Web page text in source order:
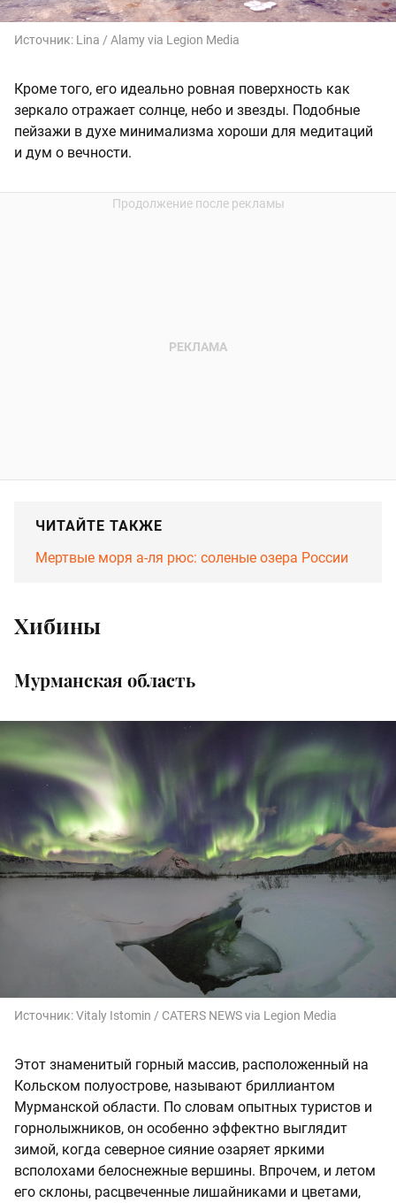
Источник: Lina / Alamy via Legion Media
Кроме того, его идеально ровная поверхность как
зеркало отражает солнце, небо и звезды. Подобные
пейзажи в духе минимализма хороши для медитаций
и дум о вечности.
ЧИТАЙТЕ ТАКЖЕ
Мертвые моря а-ля рюс: соленые озера России
Хибины
Мурманская область
Источник:Vitaly Istomin / CATERS NEWS via Legion Media
Этот знаменитый горный массив, расположенный на
Кольском полуострове, называют бриллиантом
Мурманской области. По словам опытных туристов и
горнолыжников, он особенно эффектно выглядит
зимой, когда северное сияние озаряет яркими
всполохами белоснежные вершины. Впрочем, и летом
его склоны, расцвеченные лишайниками и цветами,